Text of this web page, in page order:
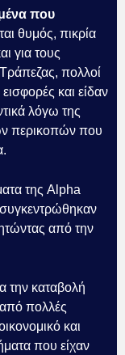
που
θυμός, πικρία
για τους
πολλοί
και είδαν
λόγω της
περικοπών που
της Alpha
από την
την καταβολή
πολλές
και
που είχαν